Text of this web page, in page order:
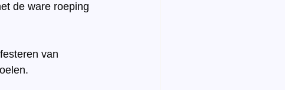
de ware roeping
van